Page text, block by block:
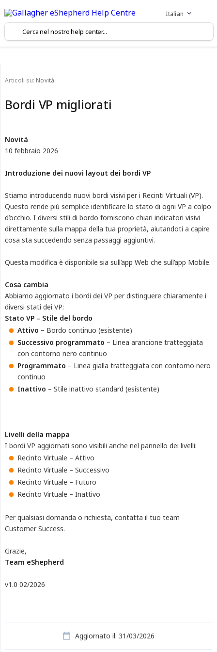
Italian
Articoli su: Novità
Bordi VP migliorati
Novità
10 febbraio 2026
Introduzione dei nuovi layout dei bordi VP
Stiamo introducendo nuovi bordi visivi per i Recinti Virtuali (VP).
Questo rende più semplice identificare lo stato di ogni VP a colpo
d’occhio. I diversi stili di bordo forniscono chiari indicatori visivi
direttamente sulla mappa della tua proprietà, aiutandoti a capire
cosa sta succedendo senza passaggi aggiuntivi.
Questa modifica è disponibile sia sull’app Web che sull’app Mobile.
Cosa cambia
Abbiamo aggiornato i bordi dei VP per distinguere chiaramente i
diversi stati dei VP:
Stato VP – Stile del bordo
Attivo – Bordo continuo (esistente)
Successivo programmato – Linea arancione tratteggiata
con contorno nero continuo
Programmato – Linea gialla tratteggiata con contorno nero
continuo
Inattivo – Stile inattivo standard (esistente)
Livelli della mappa
I bordi VP aggiornati sono visibili anche nel pannello dei livelli:
Recinto Virtuale – Attivo
Recinto Virtuale – Successivo
Recinto Virtuale – Futuro
Recinto Virtuale – Inattivo
Per qualsiasi domanda o richiesta, contatta il tuo team
Customer Success.
Grazie,
Team eShepherd
v1.0 02/2026
Aggiornato il: 31/03/2026